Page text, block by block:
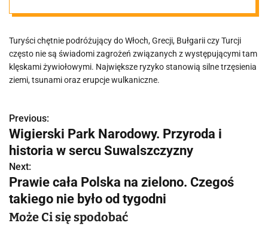
przed
kataklizmem
Turyści chętnie podróżujący do Włoch, Grecji, Bułgarii czy Turcji
często nie są świadomi zagrożeń związanych z występującymi tam
klęskami żywiołowymi. Największe ryzyko stanowią silne trzęsienia
ziemi, tsunami oraz erupcje wulkaniczne.
N
a
w
i
g
Previous:
Wigierski Park Narodowy. Przyroda i
historia w sercu Suwalszczyzny
Next:
Prawie cała Polska na zielono. Czegoś
takiego nie było od tygodni
Może Ci się spodobać